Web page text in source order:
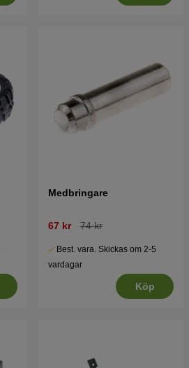
Medbringare
67 kr 74 kr
Best. vara. Skickas om 2-5
vardagar
Köp